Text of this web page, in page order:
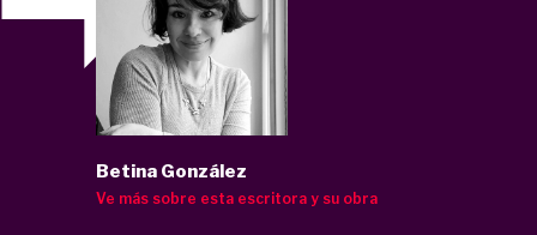
Betina González
Ve más sobre esta escritora y su obra